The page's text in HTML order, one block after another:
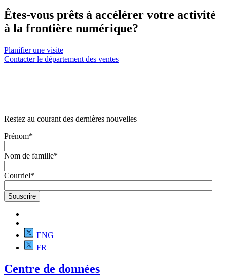
Êtes-vous prêts à accélérer votre activité
à la frontière numérique?
Planifier une visite
Contacter le département des ventes
Restez au courant des dernières nouvelles
Prénom*
Nom de famille*
Courriel*
ENG
FR
Centre de données